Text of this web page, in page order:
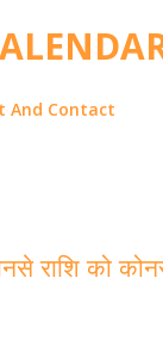
to main
And Contact
राशि को